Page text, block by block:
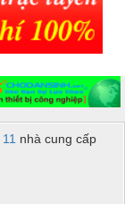
11 nhà cung cấp